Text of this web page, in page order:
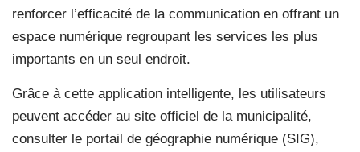
renforcer l’efficacité de la communication en offrant un
espace numérique regroupant les services les plus
importants en un seul endroit.
Grâce à cette application intelligente, les utilisateurs
peuvent accéder au site officiel de la municipalité,
consulter le portail de géographie numérique (SIG),